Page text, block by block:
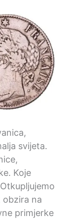
svijeta.
Koje
obzira na
primjerke